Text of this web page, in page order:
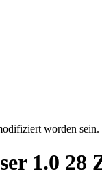
worden sein.
1.0